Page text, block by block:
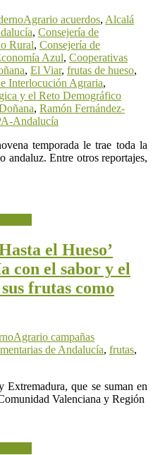
acuerdos, Alcalá
, Consejería de
Rural, Consejería de
Azul, Cooperativas
, El Viar, frutas de hueso,
Interlocución Agraria,
y el Reto Demográfico
, Ramón Fernández-
Andalucía
temporada le trae toda la
andaluz. Entre otros reportajes,
el Hueso’
con el sabor y el
frutas como
campañas
de Andalucía, frutas,
que se suman en
Valenciana y Región